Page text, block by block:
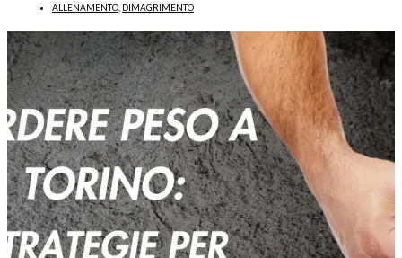
ALLENAMENTO DIMAGRIMENTO